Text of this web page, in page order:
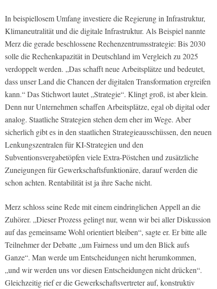
In beispiellosem Umfang investiere die Regierung in Infrastruktur,
Klimaneutralität und die digitale Infrastruktur. Als Beispiel nannte
Merz die gerade beschlossene Rechenzentrumsstrategie: Bis 2030
solle die Rechenkapazität in Deutschland im Vergleich zu 2025
verdoppelt werden. „Das schafft neue Arbeitsplätze und bedeutet,
dass unser Land die Chancen der digitalen Transformation ergreifen
kann.“ Das Stichwort lautet „Strategie“. Klingt groß, ist aber klein.
Denn nur Unternehmen schaffen Arbeitsplätze, egal ob digital oder
analog. Staatliche Strategien stehen dem eher im Wege. Aber
sicherlich gibt es in den staatlichen Strategieausschüssen, den neuen
Lenkungszentralen für KI-Strategien und den
Subventionsvergabetöpfen viele Extra-Pöstchen und zusätzliche
Zuneigungen für Gewerkschaftsfunktionäre, darauf werden die
schon achten. Rentabilität ist ja ihre Sache nicht.
Merz schloss seine Rede mit einem eindringlichen Appell an die
Zuhörer. „Dieser Prozess gelingt nur, wenn wir bei aller Diskussion
auf das gemeinsame Wohl orientiert bleiben“, sagte er. Er bitte alle
Teilnehmer der Debatte „um Fairness und um den Blick aufs
Ganze“. Man werde um Entscheidungen nicht herumkommen,
„und wir werden uns vor diesen Entscheidungen nicht drücken“.
Gleichzeitig rief er die Gewerkschaftsvertreter auf, konstruktiv